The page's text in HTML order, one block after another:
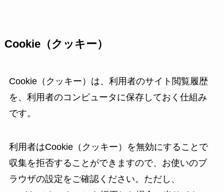
Cookie（クッキー）
Cookie（クッキー）は、利用者のサイト閲覧履歴
を、利用者のコンピュータに保存しておく仕組み
です。
利用者はCookie（クッキー）を無効にすることで
収集を拒否することができますので、お使いのブ
ラウザの設定をご確認ください。ただし、